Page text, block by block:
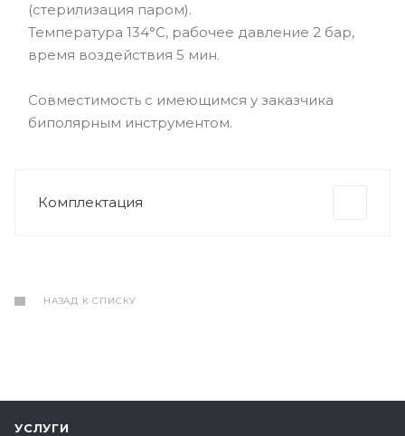
(стерилизация паром).
Температура 134°С, рабочее давление 2 бар,
время воздействия 5 мин.
Совместимость с имеющимся у заказчика
биполярным инструментом.
Комплектация
НАЗАД К СПИСКУ
УСЛУГИ